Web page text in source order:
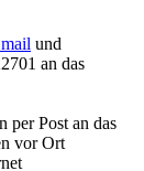
und
an das
per Post an das
vor Ort